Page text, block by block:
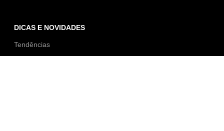
DICAS E NOVIDADES
Tendências